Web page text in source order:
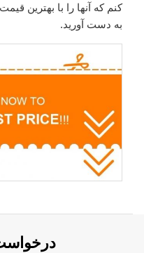
کنم که آنها را با بهترین
به دست آورید.